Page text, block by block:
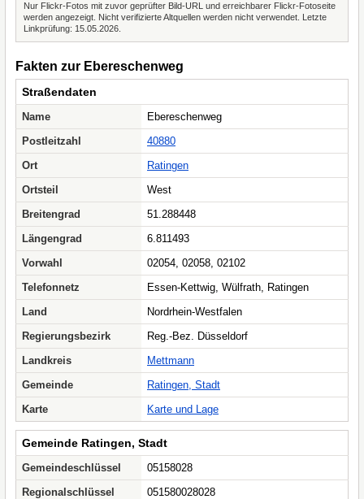
Nur Flickr-Fotos mit zuvor geprüfter Bild-URL und erreichbarer Flickr-Fotoseite
werden angezeigt. Nicht verifizierte Altquellen werden nicht verwendet. Letzte
Linkprüfung: 15.05.2026.
Fakten zur Ebereschenweg
Straßendaten
Name
Ebereschenweg
Postleitzahl
40880
Ort
Ratingen
Ortsteil
West
Breitengrad
51.288448
Längengrad
6.811493
Vorwahl
02054, 02058, 02102
Telefonnetz
Essen-Kettwig, Wülfrath, Ratingen
Land
Nordrhein-Westfalen
Regierungsbezirk
Reg.-Bez. Düsseldorf
Landkreis
Mettmann
Gemeinde
Ratingen, Stadt
Karte
Karte und Lage
Gemeinde Ratingen, Stadt
Gemeindeschlüssel
05158028
Regionalschlüssel
051580028028